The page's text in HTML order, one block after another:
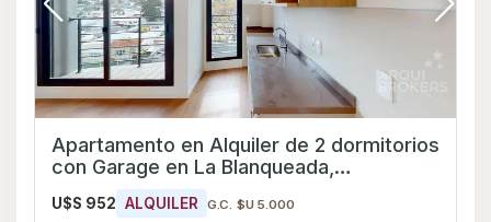
Apartamento en Alquiler de 2 dormitorios
con Garage en La Blanqueada,
Montevideo
U$S 952 ALQUILER G.C. $U 5.000